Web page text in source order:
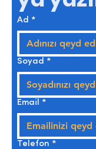
Ad *
Soyad *
Email *
Telefon *